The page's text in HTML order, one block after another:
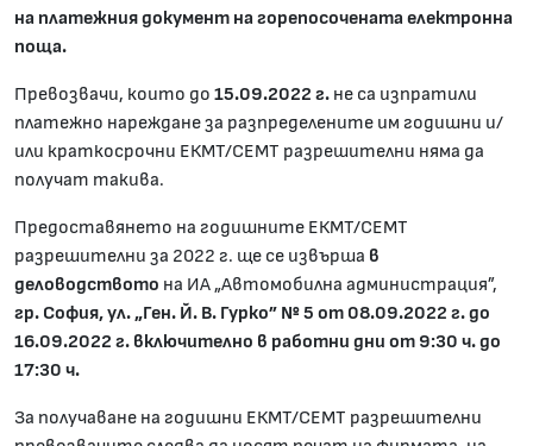
на платежния документ на горепосочената електронна
поща.
Превозвачи, които до 15.09.2022 г. не са изпратили
платежно нареждане за разпределените им годишни и/
или краткосрочни ЕКМТ/СЕМТ разрешителни няма да
получат такива.
Предоставянето на годишните ЕКМТ/СЕМТ
разрешителни за 2022 г. ще се извърша в
деловодството на ИА „Автомобилна администрация”,
гр. София, ул. „Ген. Й. В. Гурко” № 5 от 08.09.2022 г. до
16.09.2022 г. включително в работни дни от 9:30 ч. до
17:30 ч.
За получаване на годишни ЕКМТ/СЕМТ разрешителни